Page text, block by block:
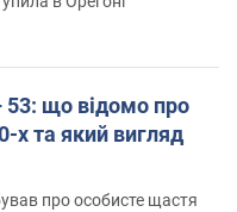
що відомо про
х та який вигляд
про особисте щастя